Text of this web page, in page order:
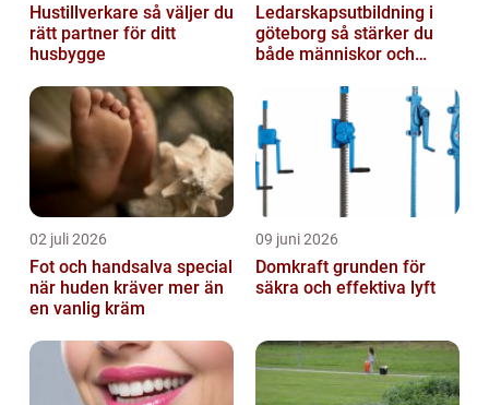
Hustillverkare så väljer du
rätt partner för ditt
husbygge
Ledarskapsutbildning i
göteborg så stärker du
både människor och
02 juli 2026
Fot och handsalva special
när huden kräver mer än
en vanlig kräm
09 juni 2026
Domkraft grunden för
säkra och effektiva lyft